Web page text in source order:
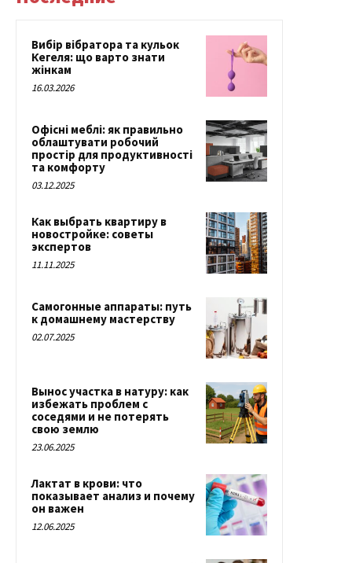
Вибір вібратора та кульок
Кегеля: що варто знати
жінкам
16.03.2026
Офісні меблі: як правильно
облаштувати робочий
простір для продуктивності
та комфорту
03.12.2025
Как выбрать квартиру в
новостройке: советы
экспертов
11.11.2025
Самогонные аппараты: путь
к домашнему мастерству
02.07.2025
Вынос участка в натуру: как
избежать проблем с
соседями и не потерять
свою землю
23.06.2025
Лактат в крови: что
показывает анализ и почему
он важен
12.06.2025